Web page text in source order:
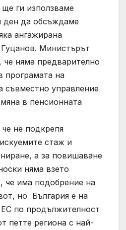
ги използваме
ден да обсъждаме
ангажирана
Гуцанов. Министърът
че няма предварително
програмата на
съвместно управление
в пенсионната
не подкрепя
стаж и
а за повишаване
няма взето
че има подобрение на
но България е на
по продължителност
петте региона с най-